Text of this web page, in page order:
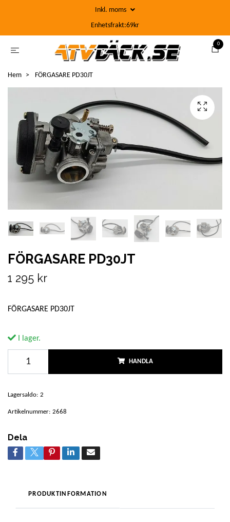
Inkl. moms
Enhetsfrakt:69kr
0
Hem FÖRGASARE PD30JT
FÖRGASARE PD30JT
1 295 kr
FÖRGASARE PD30JT
I lager.
HANDLA
Lagersaldo: 2
Artikelnummer: 2668
Dela
PRODUKTINFORMATION